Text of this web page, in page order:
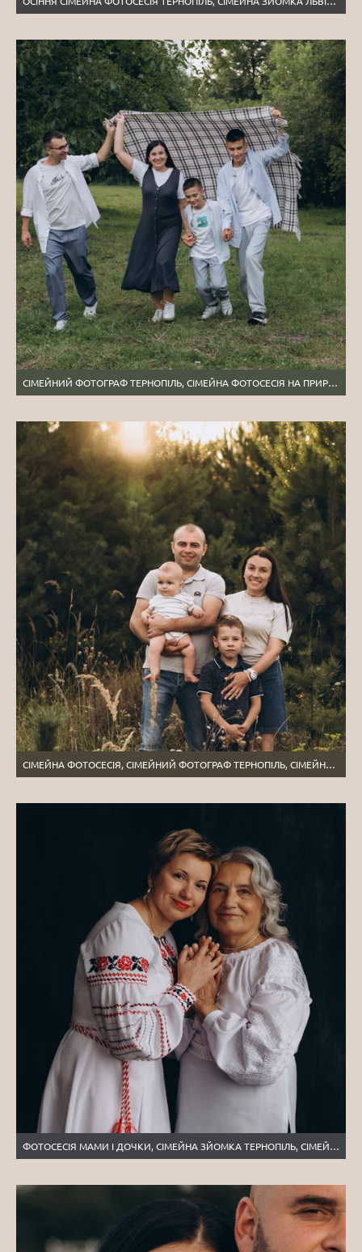
СІМЕЙНИЙ ФОТОГРАФ ТЕРНОПІЛЬ, СІМЕЙНА ФОТОСЕСІЯ НА ПРИРОДІ, СІМЕЙНА ФОТОСЕСІЯ ТЕРНОПІЛЬ, ЗЙОМКА СІМЇ
СІМЕЙНА ФОТОСЕСІЯ, СІМЕЙНИЙ ФОТОГРАФ ТЕРНОПІЛЬ, СІМЕЙНА ЗЙОМКА НА ПРИРОДІ
ФОТОСЕСІЯ МАМИ І ДОЧКИ, СІМЕЙНА ЗЙОМКА ТЕРНОПІЛЬ, СІМЕЙНИЙ ФОТОГРАФ ТЕРНОПІЛЬ, СТУДІЙНА ЗЙОМКА ТЕРНОПІЛЬ